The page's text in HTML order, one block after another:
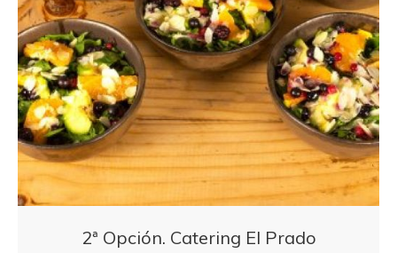
2ª Opción. Catering El Prado